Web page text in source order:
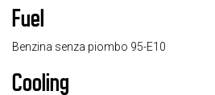
Fuel
Benzina senza piombo 95-E10
Cooling